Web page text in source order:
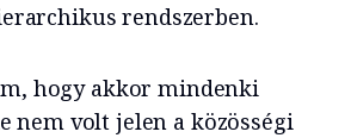
rendszerben.
hogy akkor mindenki
nem volt jelen a közösségi